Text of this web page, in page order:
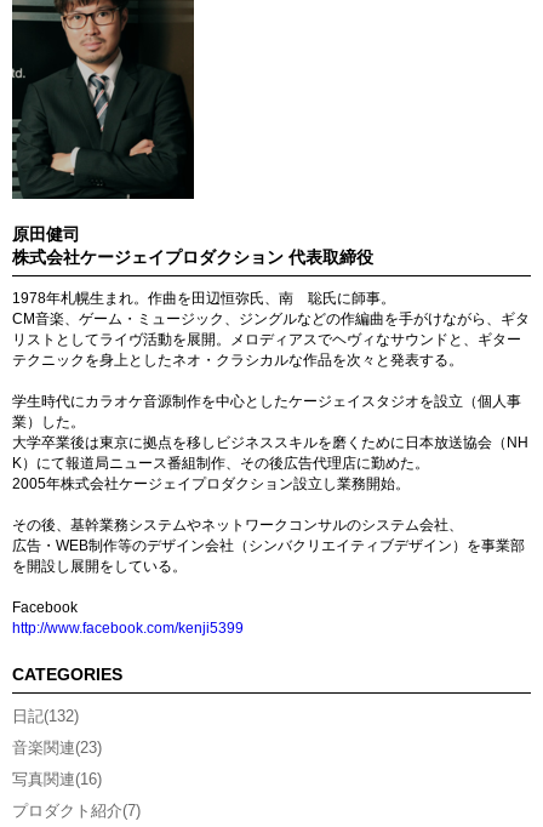
原田健司
株式会社ケージェイプロダクション 代表取締役
1978年札幌生まれ。作曲を田辺恒弥氏、南 聡氏に師事。
CM音楽、ゲーム・ミュージック、ジングルなどの作編曲を手がけながら、ギタ
リストとしてライヴ活動を展開。メロディアスでヘヴィなサウンドと、ギター
テクニックを身上としたネオ・クラシカルな作品を次々と発表する。
学生時代にカラオケ音源制作を中心としたケージェイスタジオを設立（個人事
業）した。
大学卒業後は東京に拠点を移しビジネススキルを磨くために日本放送協会（NH
K）にて報道局ニュース番組制作、その後広告代理店に勤めた。
2005年株式会社ケージェイプロダクション設立し業務開始。
その後、基幹業務システムやネットワークコンサルのシステム会社、
広告・WEB制作等のデザイン会社（シンバクリエイティブデザイン）を事業部
を開設し展開をしている。
Facebook
http://www.facebook.com/kenji5399
CATEGORIES
日記(132)
音楽関連(23)
写真関連(16)
プロダクト紹介(7)